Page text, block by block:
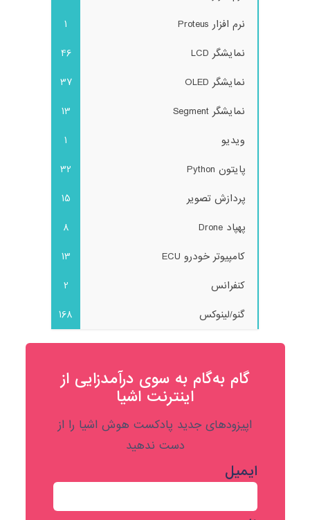
نرم افزار Proteus
1
نمایشگر LCD
46
نمایشگر OLED
37
نمایشگر Segment
13
ویدیو
1
پایتون Python
32
پردازش تصویر
15
پهپاد Drone
8
کامپیوتر خودرو ECU
13
کنفرانس
2
گنو/لینوکس
168
گام به‌گام به‌ سوی درآمدزایی از
اینترنت اشیا
اپیزودهای جدید پادکست هوش اشیا را از
دست ندهید
ایمیل